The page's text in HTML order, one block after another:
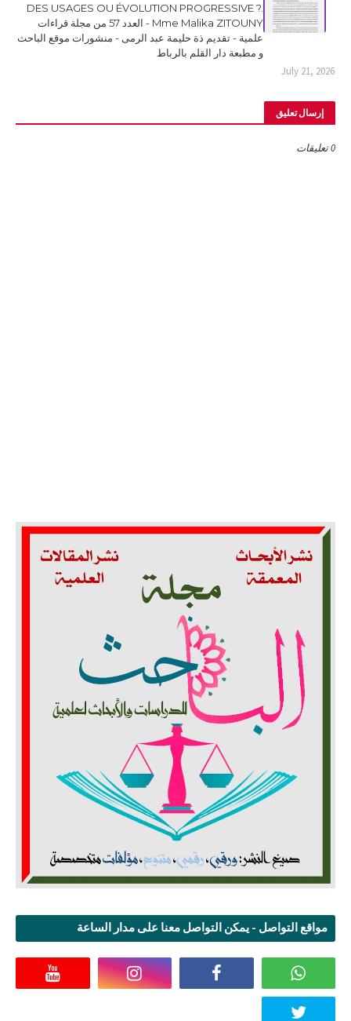
DES USAGES OU ÉVOLUTION PROGRESSIVE ?.
Mme Malika ZITOUNY - العدد 57 من مجلة قراءات
علمية - تقديم ذة حليمة عبد الرمى - منشورات موقع الباحث
و مطبعة دار القلم بالرباط
July 21, 2026
إرسال تعليق
0 تعليقات
مواقع التواصل - يمكن التواصل معنا على مدار الساعة